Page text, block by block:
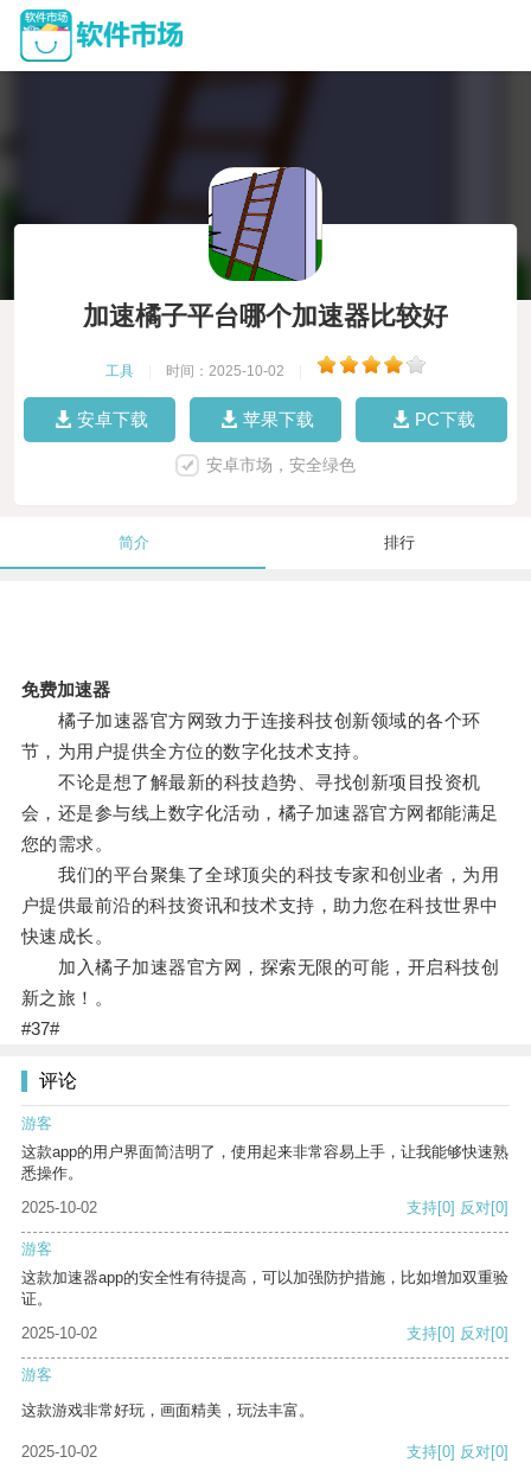
加速橘子平台哪个加速器比较好
工具 时间：2025-10-02
安卓下载 苹果下载 PC下载
安卓市场，安全绿色
简介 排行
免费加速器
橘子加速器官方网致力于连接科技创新领域的各个环
节，为用户提供全方位的数字化技术支持。
不论是想了解最新的科技趋势、寻找创新项目投资机
会，还是参与线上数字化活动，橘子加速器官方网都能满足
您的需求。
我们的平台聚集了全球顶尖的科技专家和创业者，为用
户提供最前沿的科技资讯和技术支持，助力您在科技世界中
快速成长。
加入橘子加速器官方网，探索无限的可能，开启科技创
新之旅！。
#37#
评论
游客
这款app的用户界面简洁明了，使用起来非常容易上手，让我能够快速熟
悉操作。
2025-10-02
支持[0] 反对[0]
游客
这款加速器app的安全性有待提高，可以加强防护措施，比如增加双重验
证。
2025-10-02
支持[0] 反对[0]
游客
这款游戏非常好玩，画面精美，玩法丰富。
2025-10-02 支持[0] 反对[0]